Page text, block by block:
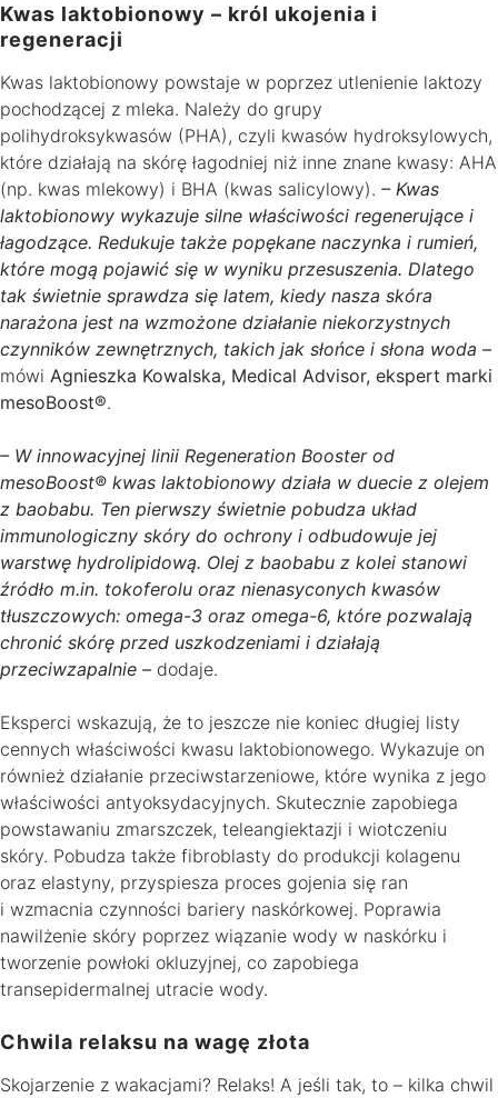
Kwas laktobionowy – król ukojenia i
regeneracji
Kwas laktobionowy powstaje w poprzez utlenienie laktozy
pochodzącej z mleka. Należy do grupy
polihydroksykwasów (PHA), czyli kwasów hydroksylowych,
które działają na skórę łagodniej niż inne znane kwasy: AHA
(np. kwas mlekowy) i BHA (kwas salicylowy). – Kwas
laktobionowy wykazuje silne właściwości regenerujące i
łagodzące. Redukuje także popękane naczynka i rumień,
które mogą pojawić się w wyniku przesuszenia. Dlatego
tak świetnie sprawdza się latem, kiedy nasza skóra
narażona jest na wzmożone działanie niekorzystnych
czynników zewnętrznych, takich jak słońce i słona woda –
mówi Agnieszka Kowalska, Medical Advisor, ekspert marki
mesoBoost®.
– W innowacyjnej linii Regeneration Booster od
mesoBoost® kwas laktobionowy działa w duecie z olejem
z baobabu. Ten pierwszy świetnie pobudza układ
immunologiczny skóry do ochrony i odbudowuje jej
warstwę hydrolipidową. Olej z baobabu z kolei stanowi
źródło m.in. tokoferolu oraz nienasyconych kwasów
tłuszczowych: omega-3 oraz omega-6, które pozwalają
chronić skórę przed uszkodzeniami i działają
przeciwzapalnie – dodaje.
Eksperci wskazują, że to jeszcze nie koniec długiej listy
cennych właściwości kwasu laktobionowego. Wykazuje on
również działanie przeciwstarzeniowe, które wynika z jego
właściwości antyoksydacyjnych. Skutecznie zapobiega
powstawaniu zmarszczek, teleangiektazji i wiotczeniu
skóry. Pobudza także fibroblasty do produkcji kolagenu
oraz elastyny, przyspiesza proces gojenia się ran
i wzmacnia czynności bariery naskórkowej. Poprawia
nawilżenie skóry poprzez wiązanie wody w naskórku i
tworzenie powłoki okluzyjnej, co zapobiega
transepidermalnej utracie wody.
Chwila relaksu na wagę złota
Skojarzenie z wakacjami? Relaks! A jeśli tak, to – kilka chwil